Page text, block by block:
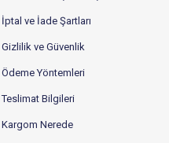
İptal ve İade Şartları
Gizlilik ve Güvenlik
Ödeme Yöntemleri
Teslimat Bilgileri
Kargom Nerede